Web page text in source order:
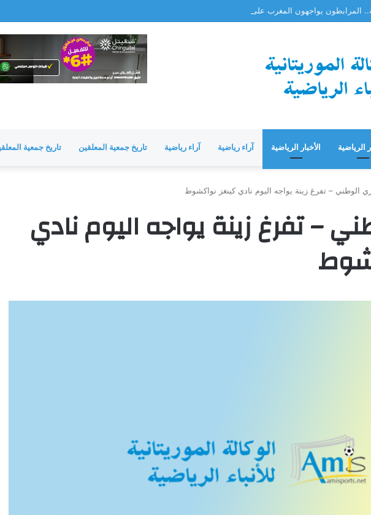
المرابطون يواجهون المغرب على لقب «كوتيف 2026»
الرياضية الأخبار الرياضية آراء رياضية آراء رياضية تاريخ جمعية المعلقين تاريخ جمعية
الوطني – تفرغ زينة يواجه اليوم نادي كينغز نواكشوط
– تفرغ زينة يواجه اليوم نادي